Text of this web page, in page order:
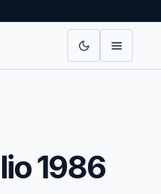
1986